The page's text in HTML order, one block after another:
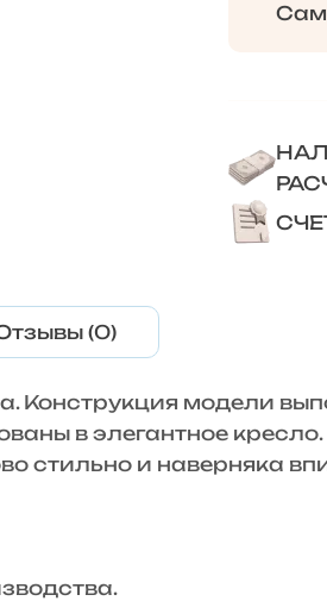
(0)
Конструкция модели
в элегантное
стильно и наверняка